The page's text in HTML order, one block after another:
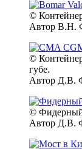
©
Автор В.Н.
©
губе.
Автор Д.В.
© Фидерный
Автор Д.В.